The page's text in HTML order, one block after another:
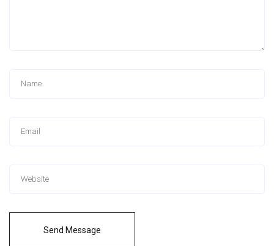
Send Message